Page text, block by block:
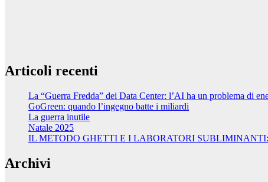
Articoli recenti
La “Guerra Fredda” dei Data Center: l’AI ha un problema di
GoGreen: quando l’ingegno batte i miliardi
La guerra inutile
Natale 2025
IL METODO GHETTI E I LABORATORI
Archivi